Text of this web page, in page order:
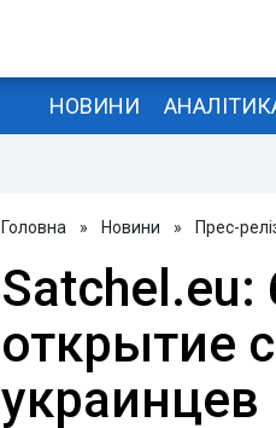
НОВИНИ
Головна » Новини » Прес-
Satchel.eu:
открытие
украинцев